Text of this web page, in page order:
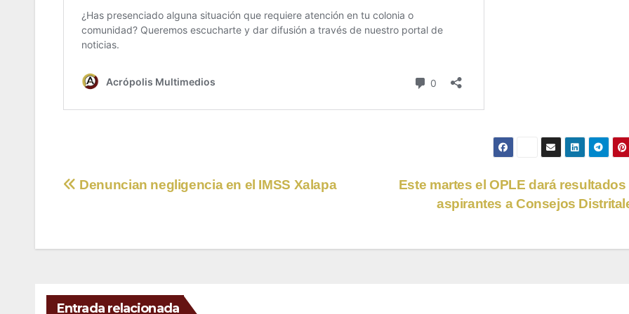
Navegación
entradas
Este martes el OPLE dará resultados
aspirantes a Consejos
Denuncian negligencia en el IMSS Xalapa
Entrada relacionada